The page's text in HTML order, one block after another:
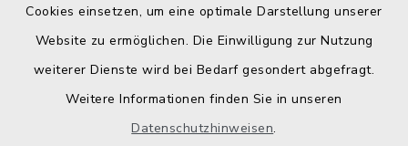
Cookies einsetzen, um eine optimale Darstellung unserer
Website zu ermöglichen. Die Einwilligung zur Nutzung
weiterer Dienste wird bei Bedarf gesondert abgefragt.
Weitere Informationen finden Sie in unseren
Datenschutzhinweisen.
Elektronische Zugangseröffnung
Impressum
Sitemap